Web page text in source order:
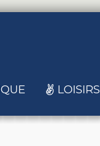
LOISIRS